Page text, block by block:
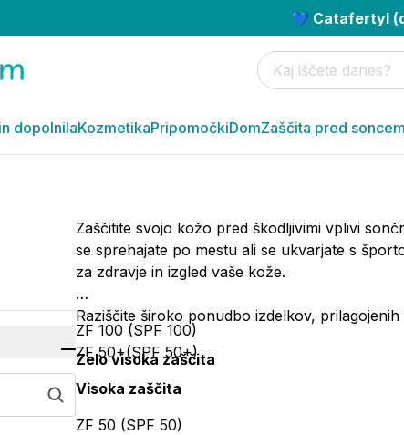
💙 Catafertyl
dopolnilaKozmetikaPripomočkiDomZaščita pred
Zaščitite svojo kožo pred škodljivimi vplivi
se sprehajate po mestu ali se ukvarjate s
za zdravje in izgled vaše kože.
Raziščite široko ponudbo izdelkov,
Zelo visoka zaščita
ZF 100 (SPF 100)
ZF 50+(SPF 50+)
Visoka zaščita
ZF 50 (SPF 50)